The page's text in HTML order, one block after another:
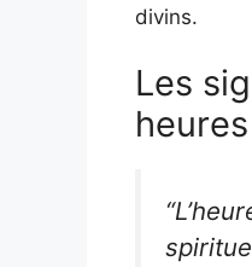
divins.
Les